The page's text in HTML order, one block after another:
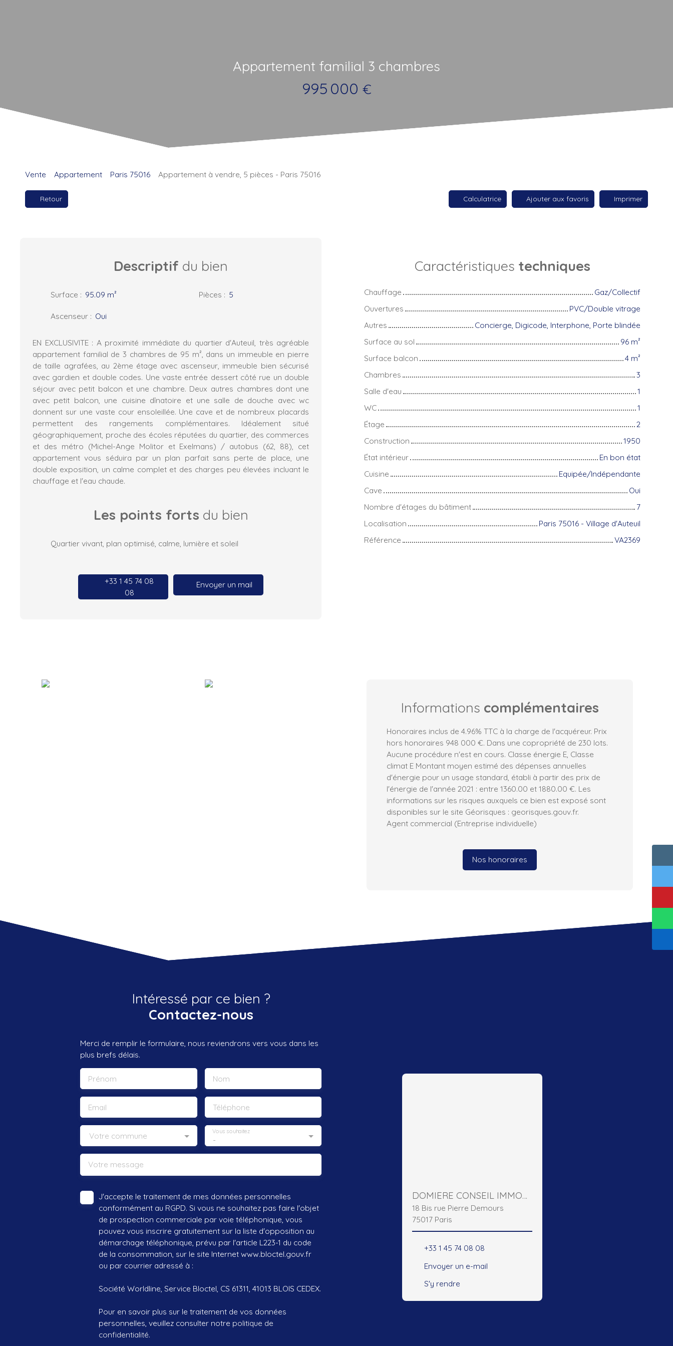
Appartement familial 3 chambres
995 000 €
Vente Appartement Paris 75016 Appartement à vendre, 5 pièces - Paris 75016
Retour Calculatrice Ajouter aux favoris Imprimer
Descriptif du bien
Surface : 95.09 m² Pièces : 5
Ascenseur : Oui
EN EXCLUSIVITE : A proximité immédiate du quartier d'Auteuil, très agréable
appartement familial de 3 chambres de 95 m², dans un immeuble en pierre
de taille agrafées, au 2ème étage avec ascenseur, immeuble bien sécurisé
avec gardien et double codes. Une vaste entrée dessert côté rue un double
séjour avec petit balcon et une chambre. Deux autres chambres dont une
avec petit balcon, une cuisine dînatoire et une salle de douche avec wc
donnent sur une vaste cour ensoleillée. Une cave et de nombreux placards
permettent des rangements complémentaires. Idéalement situé
géographiquement, proche des écoles réputées du quartier, des commerces
et des métro (Michel-Ange Molitor et Exelmans) / autobus (62, 88), cet
appartement vous séduira par un plan parfait sans perte de place, une
double exposition, un calme complet et des charges peu élevées incluant le
chauffage et l'eau chaude.
Les points forts du bien
Quartier vivant, plan optimisé, calme, lumière et soleil
+33 1 45 74 08
08
Envoyer un mail
Caractéristiques techniques
Chauffage
Gaz/Collectif
Ouvertures
PVC/Double vitrage
Autres
Concierge, Digicode, Interphone, Porte blindée
Surface au sol
96 m²
Surface balcon
4 m²
Chambres
3
Salle d'eau
1
WC
1
Étage
2
Construction
1950
État intérieur
En bon état
Cuisine
Equipée/Indépendante
Cave
Oui
Nombre d'étages du bâtiment
7
Localisation
Paris 75016 - Village d'Auteuil
Référence
VA2369
Informations complémentaires
Honoraires inclus de 4.96% TTC à la charge de l'acquéreur. Prix
hors honoraires 948 000 €. Dans une copropriété de 230 lots.
Aucune procédure n'est en cours. Classe énergie E, Classe
climat E Montant moyen estimé des dépenses annuelles
d'énergie pour un usage standard, établi à partir des prix de
l'énergie de l'année 2021 : entre 1360.00 et 1880.00 €. Les
informations sur les risques auxquels ce bien est exposé sont
disponibles sur le site Géorisques : georisques.gouv.fr.
Agent commercial (Entreprise individuelle)
Nos honoraires
Intéressé par ce bien ?
Contactez-nous
Merci de remplir le formulaire, nous reviendrons vers vous dans les
plus brefs délais.
Prénom Nom
Email Téléphone
Votre commune -
Vous souhaitez
Votre message
J'accepte le traitement de mes données personnelles
conformément au RGPD. Si vous ne souhaitez pas faire l'objet
de prospection commerciale par voie téléphonique, vous
pouvez vous inscrire gratuitement sur la liste d'opposition au
démarchage téléphonique, prévu par l'article L223-1 du code
de la consommation, sur le site Internet www.bloctel.gouv.fr
ou par courrier adressé à :
Société Worldline, Service Bloctel, CS 61311, 41013 BLOIS CEDEX.
Pour en savoir plus sur le traitement de vos données
personnelles, veuillez consulter notre politique de
confidentialité.
DOMIERE CONSEIL IMMOBILIER
18 Bis rue Pierre Demours
75017 Paris
+33 1 45 74 08 08
Envoyer un e-mail
S'y rendre